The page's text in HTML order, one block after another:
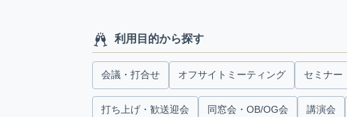
利用目的から探す
会議・打合せ オフサイトミーティング セミナー
打ち上げ・歓送迎会 同窓会・OB/OG会 講演会